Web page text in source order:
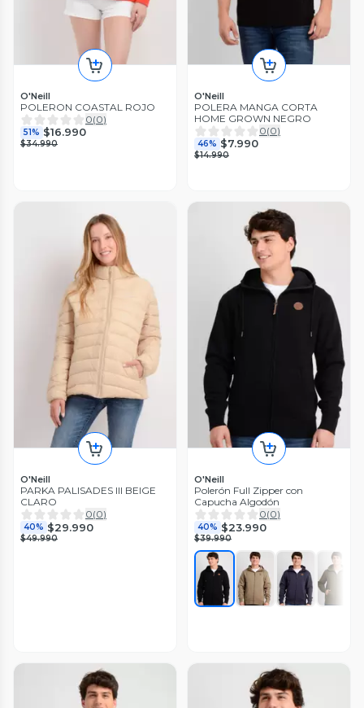
O'Neill
POLERON COASTAL ROJO
0(0)
51% $16.990
$34.990
O'Neill
POLERA MANGA CORTA
HOME GROWN NEGRO
0(0)
46% $7.990
$14.990
O'Neill
PARKA PALISADES III BEIGE
CLARO
0(0)
40% $29.990
$49.990
O'Neill
Polerón Full Zipper con
Capucha Algodón
0(0)
40% $23.990
$39.990